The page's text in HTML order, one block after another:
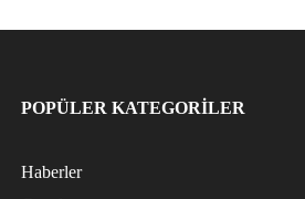
POPÜLER KATEGORİLER
Haberler